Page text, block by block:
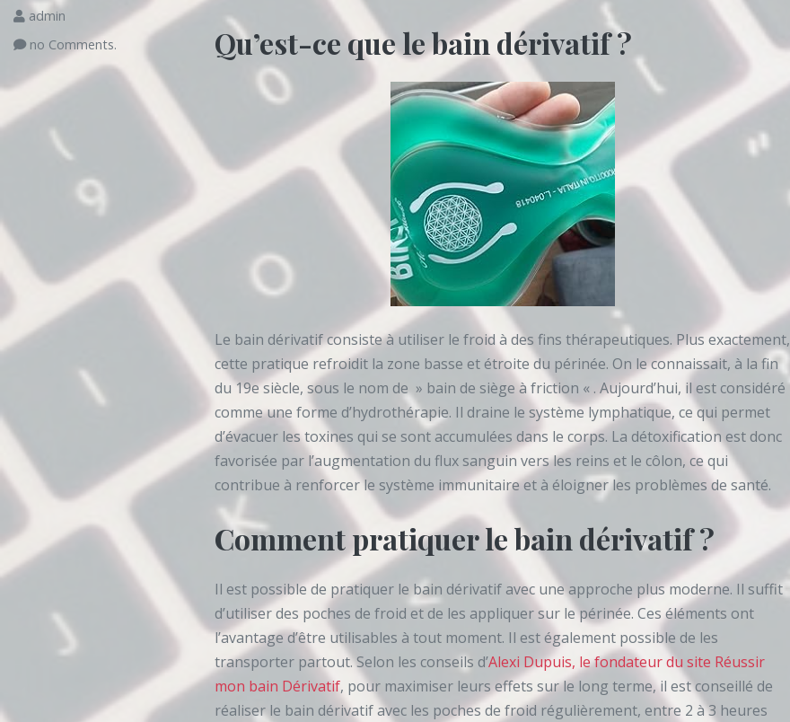
admin
no Comments.
Qu’est-ce que le bain dérivatif ?
Le bain dérivatif consiste à utiliser le froid à des fins thérapeutiques. Plus exactement,
cette pratique refroidit la zone basse et étroite du périnée. On le connaissait, à la fin
du 19e siècle, sous le nom de » bain de siège à friction « . Aujourd’hui, il est considéré
comme une forme d’hydrothérapie. Il draine le système lymphatique, ce qui permet
d’évacuer les toxines qui se sont accumulées dans le corps. La détoxification est donc
favorisée par l’augmentation du flux sanguin vers les reins et le côlon, ce qui
contribue à renforcer le système immunitaire et à éloigner les problèmes de santé.
Comment pratiquer le bain dérivatif ?
Il est possible de pratiquer le bain dérivatif avec une approche plus moderne. Il suffit
d’utiliser des poches de froid et de les appliquer sur le périnée. Ces éléments ont
l’avantage d’être utilisables à tout moment. Il est également possible de les
transporter partout. Selon les conseils d’Alexi Dupuis, le fondateur du site Réussir
mon bain Dérivatif, pour maximiser leurs effets sur le long terme, il est conseillé de
réaliser le bain dérivatif avec les poches de froid régulièrement, entre 2 à 3 heures